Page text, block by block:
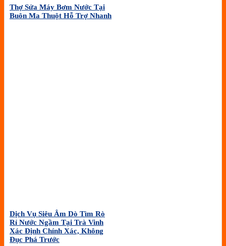
Thợ Sửa Máy Bơm Nước Tại
Buôn Ma Thuột Hỗ Trợ Nhanh
Dịch Vụ Siêu Âm Dò Tìm Rò
Rỉ Nước Ngầm Tại Trà Vinh
Xác Định Chính Xác, Không
Đục Phá Trước